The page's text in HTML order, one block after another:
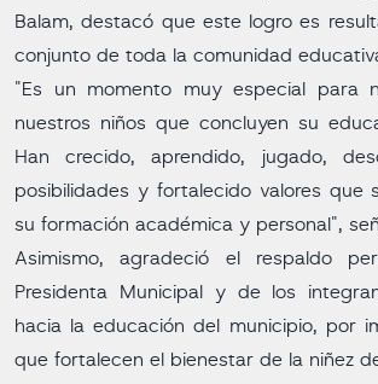
Balam, destacó que este logro es
conjunto de toda la comunidad
"Es un momento muy especial para
nuestros niños que concluyen su
Han crecido, aprendido, jugado,
posibilidades y fortalecido valores que
su formación académica y personal",
Asimismo, agradeció el respaldo
Presidenta Municipal y de los
hacia la educación del municipio, por
que fortalecen el bienestar de la niñez